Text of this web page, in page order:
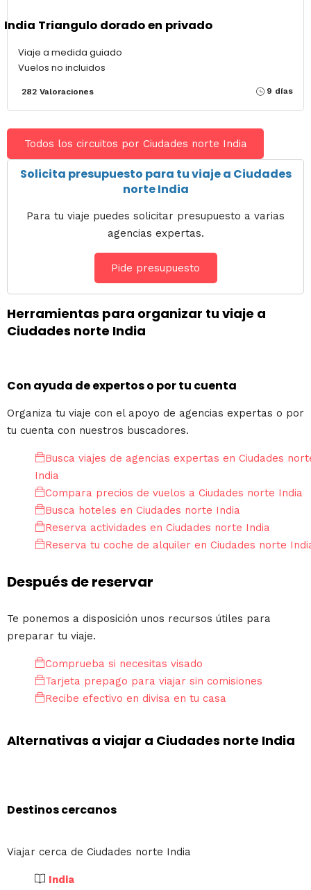
India Triangulo dorado en privado
Viaje a medida guiado
Vuelos no incluidos
282 Valoraciones 9 días
Todos los circuitos por Ciudades norte India
Solicita presupuesto para tu viaje a Ciudades
norte India
Para tu viaje puedes solicitar presupuesto a varias
agencias expertas.
Pide presupuesto
Herramientas para organizar tu viaje a
Ciudades norte India
Con ayuda de expertos o por tu cuenta
Organiza tu viaje con el apoyo de agencias expertas o por
tu cuenta con nuestros buscadores.
Busca viajes de agencias expertas en Ciudades
India
Compara precios de vuelos a Ciudades norte India
Busca hoteles en Ciudades norte India
Reserva actividades en Ciudades norte India
Reserva tu coche de alquiler en Ciudades norte
Después de reservar
Te ponemos a disposición unos recursos útiles para
preparar tu viaje.
Comprueba si necesitas visado
Tarjeta prepago para viajar sin comisiones
Recibe efectivo en divisa en tu casa
Alternativas a viajar a Ciudades norte India
Destinos cercanos
Viajar cerca de Ciudades norte India
India